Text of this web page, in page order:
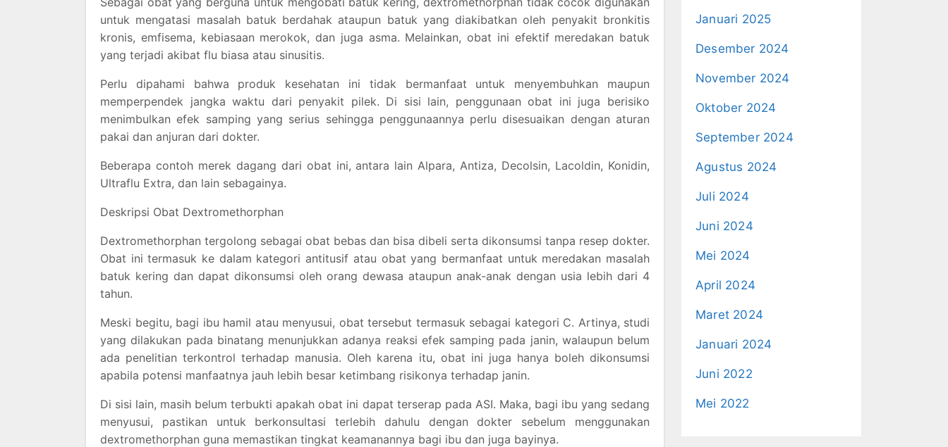
untuk mengatasi masalah batuk berdahak ataupun batuk yang diakibatkan oleh penyakit bronkitis
kronis, emfisema, kebiasaan merokok, dan juga asma. Melainkan, obat ini efektif meredakan batuk
yang terjadi akibat flu biasa atau sinusitis.
Perlu dipahami bahwa produk kesehatan ini tidak bermanfaat untuk menyembuhkan maupun
memperpendek jangka waktu dari penyakit pilek. Di sisi lain, penggunaan obat ini juga berisiko
menimbulkan efek samping yang serius sehingga penggunaannya perlu disesuaikan dengan aturan
pakai dan anjuran dari dokter.
Beberapa contoh merek dagang dari obat ini, antara lain Alpara, Antiza, Decolsin, Lacoldin, Konidin,
Ultraflu Extra, dan lain sebagainya.
Deskripsi Obat Dextromethorphan
Dextromethorphan tergolong sebagai obat bebas dan bisa dibeli serta dikonsumsi tanpa resep dokter.
Obat ini termasuk ke dalam kategori antitusif atau obat yang bermanfaat untuk meredakan masalah
batuk kering dan dapat dikonsumsi oleh orang dewasa ataupun anak-anak dengan usia lebih dari 4
tahun.
Meski begitu, bagi ibu hamil atau menyusui, obat tersebut termasuk sebagai kategori C. Artinya, studi
yang dilakukan pada binatang menunjukkan adanya reaksi efek samping pada janin, walaupun belum
ada penelitian terkontrol terhadap manusia. Oleh karena itu, obat ini juga hanya boleh dikonsumsi
apabila potensi manfaatnya jauh lebih besar ketimbang risikonya terhadap janin.
Di sisi lain, masih belum terbukti apakah obat ini dapat terserap pada ASI. Maka, bagi ibu yang sedang
menyusui, pastikan untuk berkonsultasi terlebih dahulu dengan dokter sebelum menggunakan
dextromethorphan guna memastikan tingkat keamanannya bagi ibu dan juga bayinya.
Januari 2025
Desember 2024
November 2024
Oktober 2024
September 2024
Agustus 2024
Juli 2024
Juni 2024
Mei 2024
April 2024
Maret 2024
Januari 2024
Juni 2022
Mei 2022